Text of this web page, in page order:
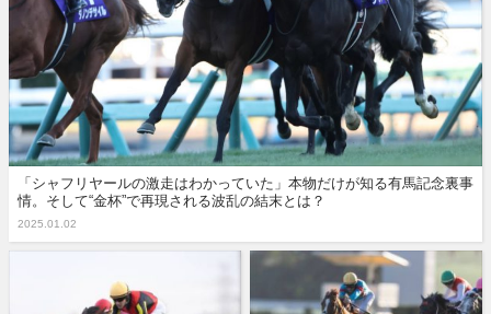
「シャフリヤールの激走はわかっていた」本物だけが知る有馬記念裏事
情。そして“金杯”で再現される波乱の結末とは？
2025.01.02